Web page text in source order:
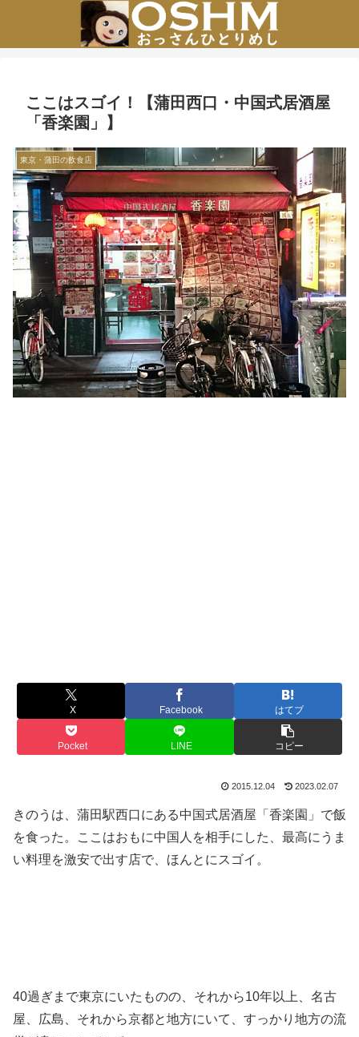
ここはスゴイ！【蒲田西口・中国式居酒屋
「香楽園」】
東京・蒲田の飲食店
X Facebook はてブ
Pocket LINE コピー
2015.12.04 2023.02.07
きのうは、蒲田駅西口にある中国式居酒屋「香楽園」で飯
を食った。ここはおもに中国人を相手にした、最高にうま
い料理を激安で出す店で、ほんとにスゴイ。
40過ぎまで東京にいたものの、それから10年以上、名古
屋、広島、それから京都と地方にいて、すっかり地方の流